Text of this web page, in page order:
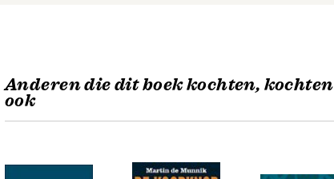
Anderen die dit boek kochten, kochten
ook